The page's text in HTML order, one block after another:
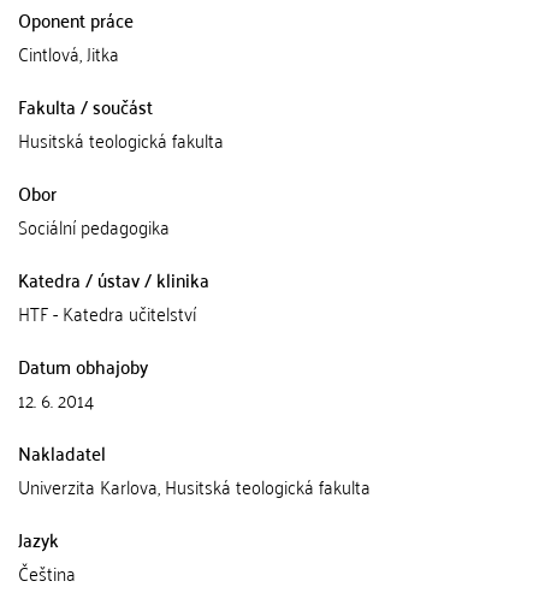
Oponent práce
Cintlová, Jitka
Fakulta / součást
Husitská teologická fakulta
Obor
Sociální pedagogika
Katedra / ústav / klinika
HTF - Katedra učitelství
Datum obhajoby
12. 6. 2014
Nakladatel
Univerzita Karlova, Husitská teologická fakulta
Jazyk
Čeština